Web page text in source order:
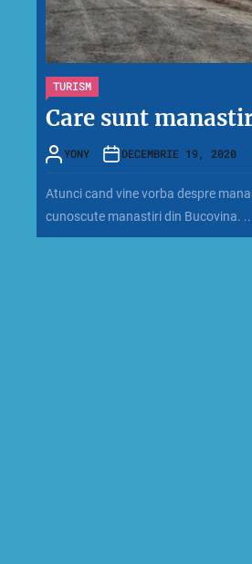
TURISM
Care sunt
YONY DECEMBRIE 19, 2020
Atunci cand vine vorba despre
cunoscute manastiri din Bucovina.